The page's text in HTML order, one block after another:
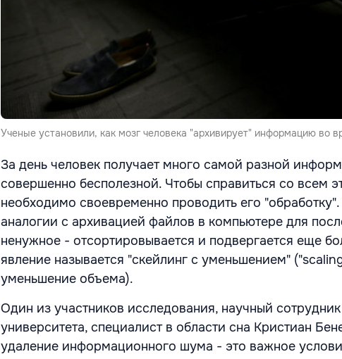
Ученые установили, как мозг человека "архивирует" информацию во
За день человек получает много самой разной
совершенно бесполезной. Чтобы справиться со всем
необходимо своевременно проводить его
аналогии с архивацией файлов в компьютере для
ненужное - отсортировывается и подвергается еще
явление называется "скейлинг с уменьшением"
уменьшение объема).
Один из участников исследования, научный сотрудник
университета, специалист в области сна Кристиан
удаление информационного шума - это важное